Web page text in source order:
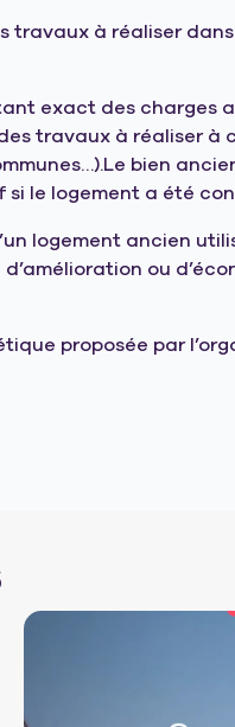
à réaliser
exact des charges
travaux à réaliser
bien
le logement a été
logement ancien
d’amélioration ou
proposée par